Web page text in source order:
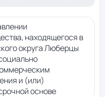
находящегося в
округа Люберцы
и (или)
основе